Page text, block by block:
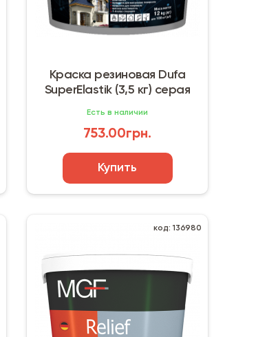
Краска резиновая Dufa
SuperElastik (3,5 кг) серая
Есть в наличии
753.00грн.
Купить
код: 136980